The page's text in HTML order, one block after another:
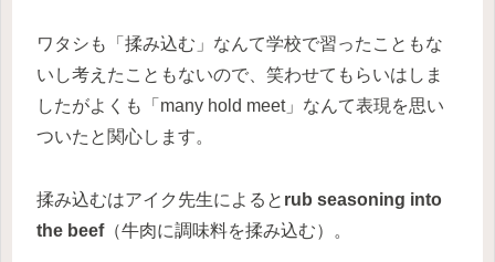
ワタシも「揉み込む」なんて学校で習ったこともな
いし考えたこともないので、笑わせてもらいはしま
したがよくも「many hold meet」なんて表現を思い
ついたと関心します。
揉み込むはアイク先生によると rub seasoning into
the beef（牛肉に調味料を揉み込む）。